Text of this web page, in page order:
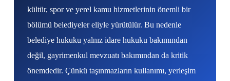
kültür, spor ve yerel kamu hizmetlerinin önemli bir
bölümü belediyeler eliyle yürütülür. Bu nedenle
belediye hukuku yalnız idare hukuku bakımından
değil, gayrimenkul mevzuatı bakımından da kritik
önemdedir. Çünkü taşınmazların kullanımı, yerleşim